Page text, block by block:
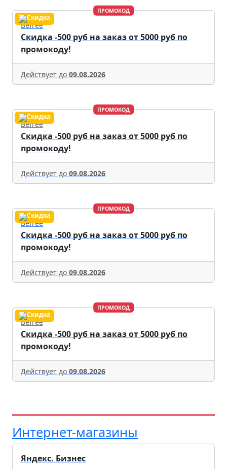
ПРОМОКОД
Befree
Скидка -500 руб на заказ от 5000 руб по
промокоду!
Действует до 09.08.2026
ПРОМОКОД
Befree
Скидка -500 руб на заказ от 5000 руб по
промокоду!
Действует до 09.08.2026
ПРОМОКОД
Befree
Скидка -500 руб на заказ от 5000 руб по
промокоду!
Действует до 09.08.2026
ПРОМОКОД
Befree
Скидка -500 руб на заказ от 5000 руб по
промокоду!
Действует до 09.08.2026
Интернет-магазины
Яндекс. Бизнес